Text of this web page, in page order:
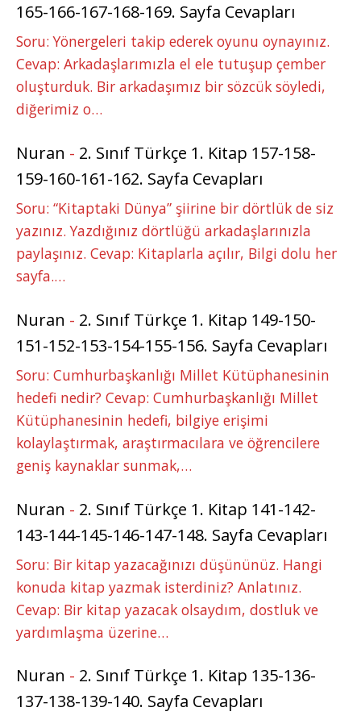
165-166-167-168-169. Sayfa Cevapları
Soru: Yönergeleri takip ederek oyunu oynayınız.
Cevap: Arkadaşlarımızla el ele tutuşup çember
oluşturduk. Bir arkadaşımız bir sözcük söyledi,
diğerimiz o…
Nuran - 2. Sınıf Türkçe 1. Kitap 157-158-
159-160-161-162. Sayfa Cevapları
Soru: “Kitaptaki Dünya” şiirine bir dörtlük de siz
yazınız. Yazdığınız dörtlüğü arkadaşlarınızla
paylaşınız. Cevap: Kitaplarla açılır, Bilgi dolu her
sayfa.…
Nuran - 2. Sınıf Türkçe 1. Kitap 149-150-
151-152-153-154-155-156. Sayfa Cevapları
Soru: Cumhurbaşkanlığı Millet Kütüphanesinin
hedefi nedir? Cevap: Cumhurbaşkanlığı Millet
Kütüphanesinin hedefi, bilgiye erişimi
kolaylaştırmak, araştırmacılara ve öğrencilere
geniş kaynaklar sunmak,…
Nuran - 2. Sınıf Türkçe 1. Kitap 141-142-
143-144-145-146-147-148. Sayfa Cevapları
Soru: Bir kitap yazacağınızı düşününüz. Hangi
konuda kitap yazmak isterdiniz? Anlatınız.
Cevap: Bir kitap yazacak olsaydım, dostluk ve
yardımlaşma üzerine…
Nuran - 2. Sınıf Türkçe 1. Kitap 135-136-
137-138-139-140. Sayfa Cevapları